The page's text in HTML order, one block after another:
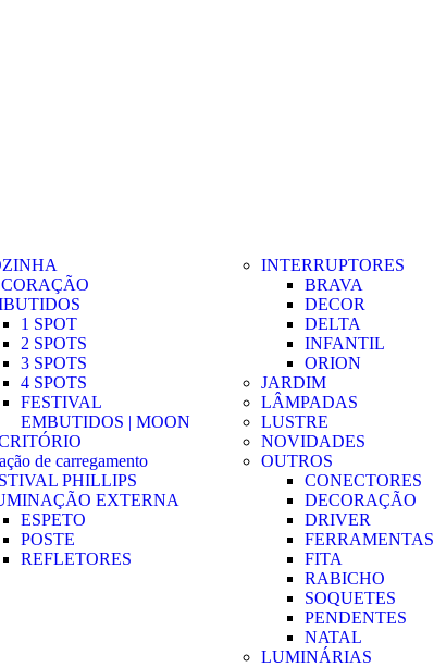
1 SPOT
2 SPOTS
3 SPOTS
4 SPOTS
FESTIVAL
EMBUTIDOS | MOON
de carregamento
PHILLIPS
EXTERNA
ESPETO
POSTE
REFLETORES
INTERRUPTORES
BRAVA
DECOR
DELTA
INFANTIL
ORION
JARDIM
LÂMPADAS
LUSTRE
NOVIDADES
OUTROS
CONECTORES
DECORAÇÃO
DRIVER
FERRAMENTAS
FITA
RABICHO
SOQUETES
PENDENTES
NATAL
LUMINÁRIAS